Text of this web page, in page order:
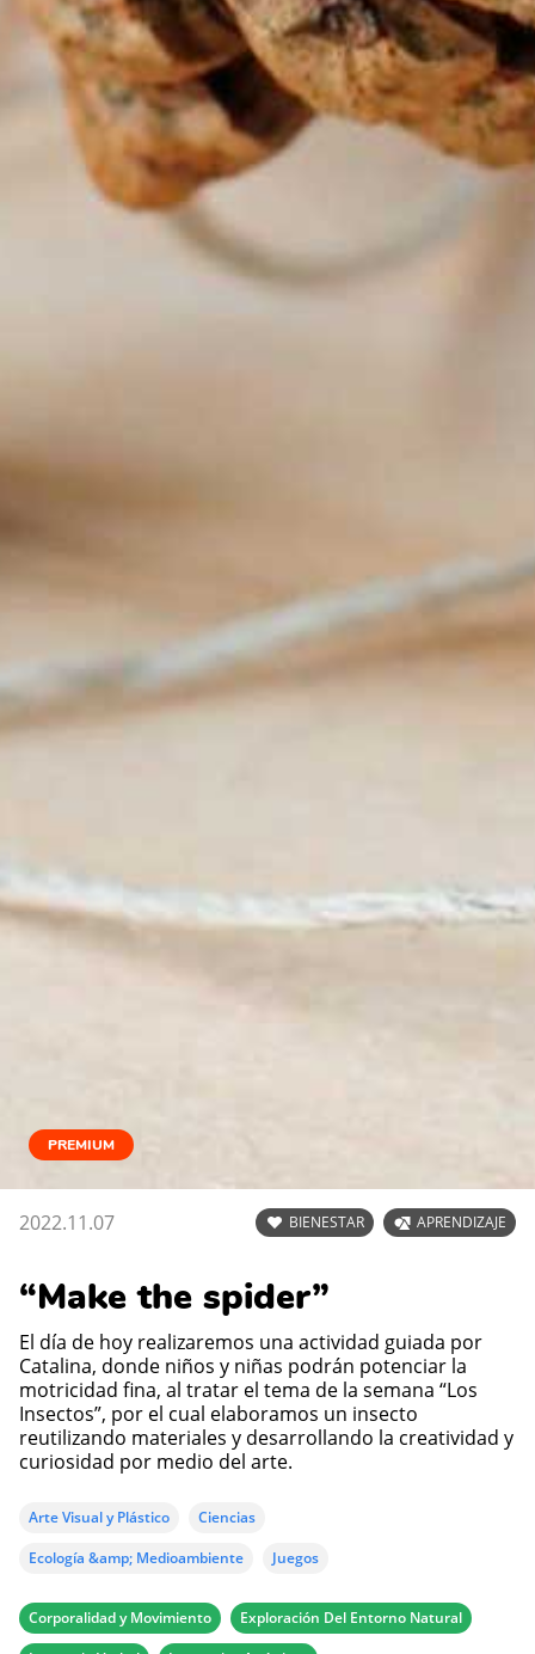
PREMIUM
2022.11.07 BIENESTAR APRENDIZAJE
“Make the spider”
El día de hoy realizaremos una actividad guiada por
Catalina, donde niños y niñas podrán potenciar la
motricidad fina, al tratar el tema de la semana “Los
Insectos”, por el cual elaboramos un insecto
reutilizando materiales y desarrollando la creatividad y
curiosidad por medio del arte.
Arte Visual y Plástico
Ciencias
Ecología &amp; Medioambiente
Juegos
Corporalidad y Movimiento
Exploración Del Entorno Natural